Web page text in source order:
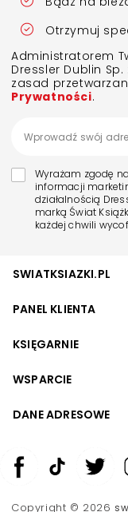
Otrzymuj
Administratorem
Dressler Dublin
zasad
Prywatności.
Wyrażam zgodę
informacji
działalnością
marką Świat
każdej chwili
SWIATKSIAZKI.PL
PANEL KLIENTA
KSIĘGARNIE
WSPARCIE
DANE ADRESOWE
Copyright © 2026
Zwiększ rozmiar